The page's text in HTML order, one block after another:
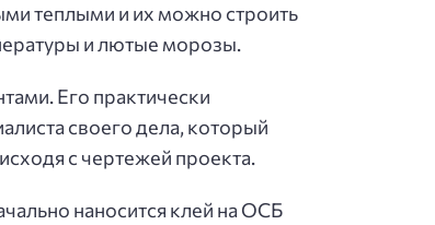
теплыми и их можно строить
и лютые морозы.
Его практически
своего дела, который
с чертежей проекта.
наносится клей на ОСБ